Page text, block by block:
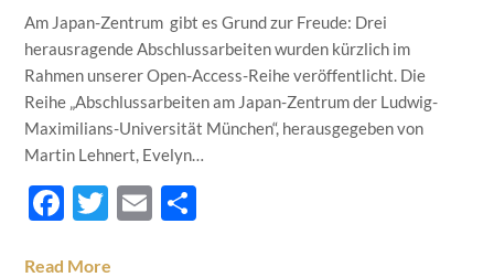
Am Japan-Zentrum gibt es Grund zur Freude: Drei
herausragende Abschlussarbeiten wurden kürzlich im
Rahmen unserer Open-Access-Reihe veröffentlicht. Die
Reihe „Abschlussarbeiten am Japan-Zentrum der Ludwig-
Maximilians-Universität München“, herausgegeben von
Martin Lehnert, Evelyn…
Facebook
Twitter
Email
Read More